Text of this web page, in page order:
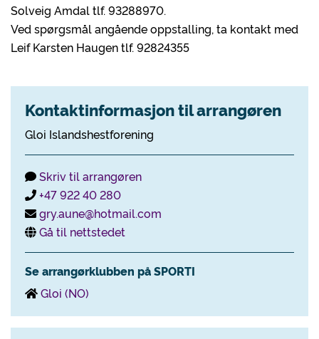
Solveig Amdal tlf. 93288970.
Ved spørgsmål angående oppstalling, ta kontakt med
Leif Karsten Haugen tlf. 92824355
Kontaktinformasjon til arrangøren
Gloi Islandshestforening
Skriv til arrangøren
+47 922 40 280
gry.aune@hotmail.com
Gå til nettstedet
Se arrangørklubben på SPORTI
Gloi (NO)